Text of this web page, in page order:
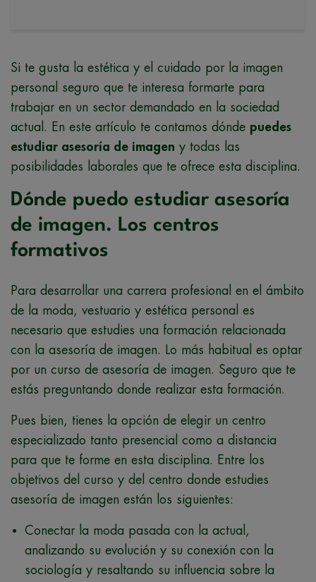
Si te gusta la estética y el cuidado por la imagen
personal seguro que te interesa formarte para
trabajar en un sector demandado en la sociedad
actual. En este artículo te contamos dónde puedes
estudiar asesoría de imagen y todas las
posibilidades laborales que te ofrece esta disciplina.
Dónde puedo estudiar asesoría
de imagen. Los centros
formativos
Para desarrollar una carrera profesional en el ámbito
de la moda, vestuario y estética personal es
necesario que estudies una formación relacionada
con la asesoría de imagen. Lo más habitual es optar
por un curso de asesoría de imagen. Seguro que te
estás preguntando donde realizar esta formación.
Pues bien, tienes la opción de elegir un centro
especializado tanto presencial como a distancia
para que te forme en esta disciplina. Entre los
objetivos del curso y del centro donde estudies
asesoría de imagen están los siguientes:
Conectar la moda pasada con la actual,
analizando su evolución y su conexión con la
sociología y resaltando su influencia sobre la